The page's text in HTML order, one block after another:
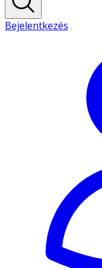
Bejelentkezés